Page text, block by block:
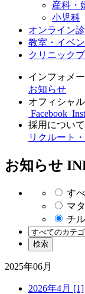
産科・
小児科
オンライン
教室・イベン
クリニック
インフォメ
お知らせ
オフィシャ
Facebook
採用について
リクルート
お知らせ
す
マ
チ
2025年06月
2026年4月 [1]